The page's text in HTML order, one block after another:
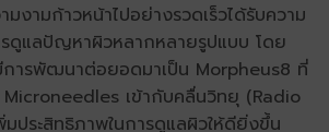
มงามก้าวหน้าไปอย่างรวดเร็วได้รับความ
ดูแลปัญหาผิวหลากหลายรูปแบบ โดย
การพัฒนาต่อยอดมาเป็น Morpheus8 ที่
Microneedles เข้ากับคลื่นวิทยุ (Radio
ประสิทธิภาพในการดูแลผิวให้ดียิ่งขึ้น